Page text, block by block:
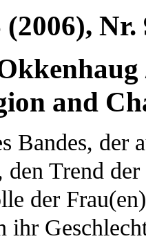
(2006), Nr.
and
Bandes, der
Trend
der
ihr